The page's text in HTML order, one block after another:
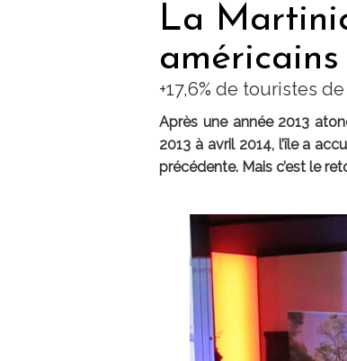
La
américains
+17,6% de touristes
Après une année 2013
2013 à avril 2014, l’île a
précédente. Mais c’est le